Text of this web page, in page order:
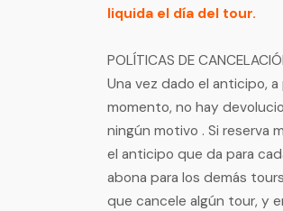
liquida el día del tour.
POLÍTICAS DE
Una vez dado el anticipo,
momento, no hay
ningún motivo . Si reserva
el anticipo que da para
abona para los demás
que cancele algún tour, y